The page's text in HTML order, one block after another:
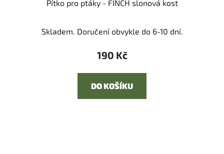
Pítko pro ptáky - FINCH slonová kost
Skladem. Doručení obvykle do 6-10 dní.
190 Kč
DO KOŠÍKU